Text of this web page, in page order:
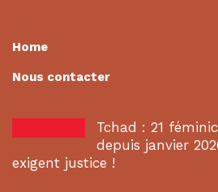
Home
Nous contacter
Tchad : 21
depuis janvier
exigent justice !